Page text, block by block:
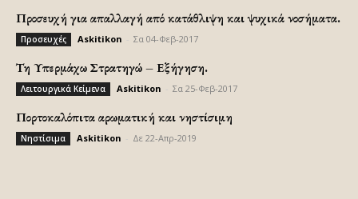
Προσευχή για απαλλαγή από κατάθλιψη και ψυχικά νοσήματα.
Προσευχές Askitikon Σα 04-Φεβ-2017
Τη Υπερμάχω Στρατηγώ – Εξήγηση.
Λειτουργικά Κείμενα Askitikon Σα 25-Φεβ-2017
Πορτοκαλόπιτα αρωματική και νηστίσιμη
Νηστίσιμα Askitikon Δε 22-Απρ-2019